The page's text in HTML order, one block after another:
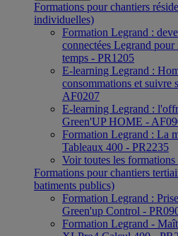
Formations pour chantiers
individuelles)
Formation Legrand :
connectées Legrand
temps - PR1205
E-learning Legrand :
consommations et suivre
AF0207
E-learning Legrand :
Green'UP HOME -
Formation Legrand : La
Tableaux 400 - PR2235
Voir toutes les
Formations pour chantiers
batiments publics)
Formation Legrand :
Green'up Control -
Formation Legrand -